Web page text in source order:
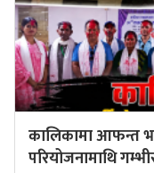
कालिकामा आफन्त
परियोजनामाथि